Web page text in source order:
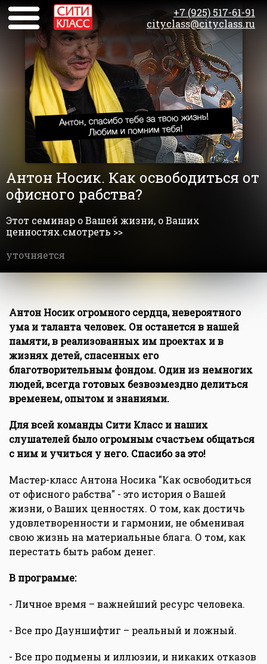
+7 (925) 517-61-91
cityclass@cityclass.ru
Антон Носик. Как освободиться от
офисного рабства?
Этот семинар о Вашей жизни, о Ваших
ценностях.смотреть >>
уточняется
Антон Носик огромного сердца, невероятного
ума и таланта человек. Он останется в нашей
памяти, в реализованных им проектах и в
жизнях детей, спасенных его
благотворительным фондом. Один из немногих
людей, всегда готовых безвозмездно делиться
временем, опытом и знаниями.
Для всей команды Сити Класс и наших
слушателей было огромным счастьем общаться
с ним и учиться у него. Спасибо за это!
Мастер-класс Антона Носика "Как освободиться
от офисного рабства" - это история о Вашей
жизни, о Ваших ценностях. О том, как достичь
удовлетворенности и гармонии, не обменивая
свою жизнь на материальные блага. О том, как
перестать быть рабом денег.
В программе:
- Личное время – важнейший ресурс человека.
- Все про Дауншифтиг – реальный и ложный.
- Все про подмены и иллюзии, и никаких отказов